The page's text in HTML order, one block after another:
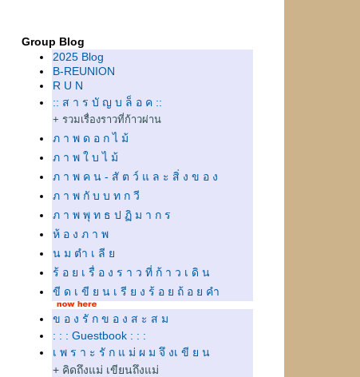
Group Blog
2025 Blog
B-REUNION
R U N
:: ส า ร บั ญ บ ล็ อ ค ::
+ รวมเรื่องราวที่ก้าวผ่าน
ภ า พ ด อ ก ไ ม้
ภ า พ ใ บ ไ ม้
ภ า พ ค น - สั ต ว์ แ ล ะ สิ่ ง ข อ ง
ภ า พ กั บ บ ท ก วี
ภ า พ พุ ท ธ ป ฏิ ม า ก ร
ห้ อ ง ภ า พ
น ม ตำ เ ลี
ร้ อ ย เ รื่ อ ง ร า ว ที่ ก้ า ว เ ดิ น
ขี ด เ ขี ย น เ รี ย ง ร้ อ ย ถ้ อ ย คำ
ข อ ง รั ก ข อ ง ส ะ ส ม
: : : Guestbook : : :
เ พ ร า ะ รั ก แ ม่ ผ ม จึ งเ ขี ย น
+ คิดถึงแม่ เขียนถึงแม่